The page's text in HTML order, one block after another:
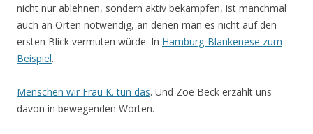
nicht nur ablehnen, sondern aktiv bekämpfen, ist manchmal
auch an Orten notwendig, an denen man es nicht auf den
ersten Blick vermuten würde. In Hamburg-Blankenese zum
Beispiel.
Menschen wir Frau K. tun das. Und Zoë Beck erzählt uns
davon in bewegenden Worten.